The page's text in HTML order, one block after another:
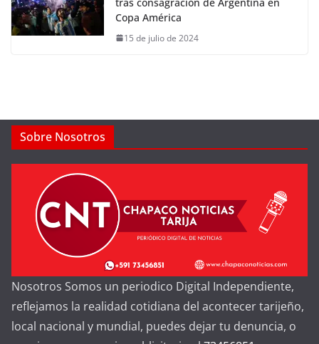
Copa América
15 de julio de 2024
Sobre Nosotros
Nosotros Somos un periodico Digital Independiente,
reflejamos la realidad cotidiana del acontecer tarijeño,
local nacional y mundial, puedes dejar tu denuncia, o